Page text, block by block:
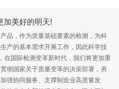
加美好的明天!
品，作为质量基础要素的检测，为科
产的基本需求开展工作，因此科学技
在国际检测变革新时代，我们将更加重
彻国家关于质量变革的决策部署，夯
强协同服务、支撑制造业高质量发